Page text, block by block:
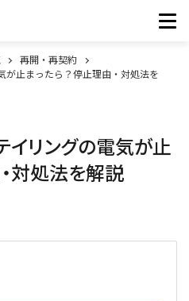
再開・再契約
が止まったら？停止理由・対処法を
イリングの電気が止
対処法を解説